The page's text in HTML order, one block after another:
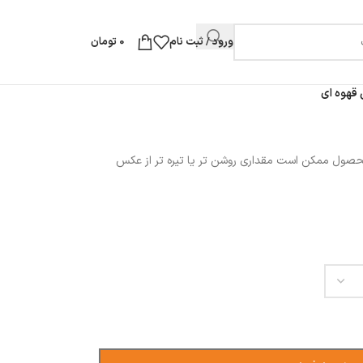
ورود / ثبت نام 0 تومان
ای
ممکن است مقداری روشن تر یا تیره تر از عکس